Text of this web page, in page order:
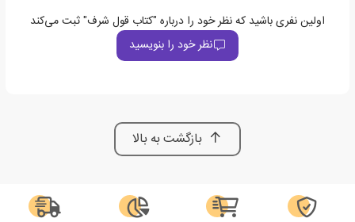
اولین نفری باشید که نظر خود را درباره "کتاب قول شرف" ثبت می‌کند
نظر خود را بنویسید
بازگشت به بالا